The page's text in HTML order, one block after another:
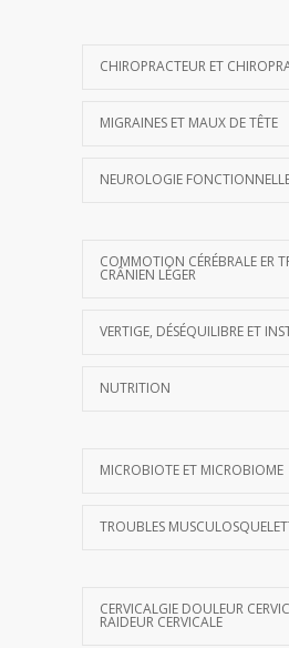
CHIROPRACTEUR ET
MIGRAINES ET MAUX DE TÊTE
NEUROLOGIE
COMMOTION CÉRÉBRALE ER
CRÂNIEN LÉGER
VERTIGE, DÉSÉQUILIBRE ET
NUTRITION
MICROBIOTE ET MICROBIOME
TROUBLES
CERVICALGIE DOULEUR
RAIDEUR CERVICALE